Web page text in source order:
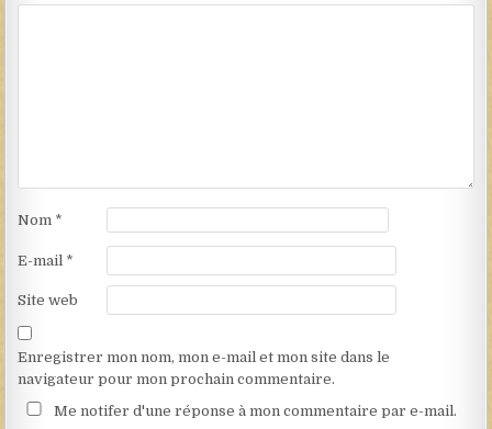
Nom *
E-mail *
Site web
Enregistrer mon nom, mon e-mail et mon site dans le
navigateur pour mon prochain commentaire.
Me notifer d'une réponse à mon commentaire par e-mail.